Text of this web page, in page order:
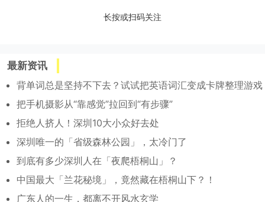
长按或扫码关注
最新资讯
背单词总是坚持不下去？试试把英语词汇变成卡牌整理游戏
把手机摄影从“靠感觉”拉回到“有步骤”
拒绝人挤人！深圳10大小众好去处
深圳唯一的「省级森林公园」，太冷门了
到底有多少深圳人在「夜爬梧桐山」？
中国最大「兰花秘境」，竟然藏在梧桐山下？！
广东人的一生，都离不开风水玄学